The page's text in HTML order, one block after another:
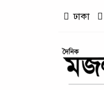
ঢাকা